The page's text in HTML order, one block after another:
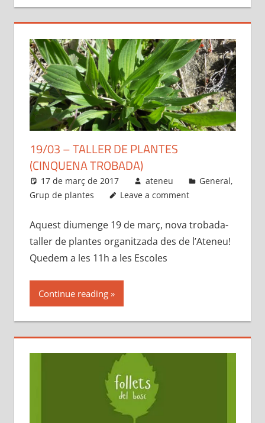
19/03 – TALLER DE PLANTES
(CINQUENA TROBADA)
17 de març de 2017 ateneu General,
Grup de plantes
Leave a comment
Aquest diumenge 19 de març, nova trobada-
taller de plantes organitzada des de l’Ateneu!
Quedem a les 11h a les Escoles
Continue reading